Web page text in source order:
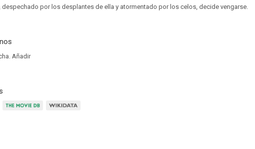
despechado por los desplantes de ella y atormentado por los celos, decide vengarse.
Añadir